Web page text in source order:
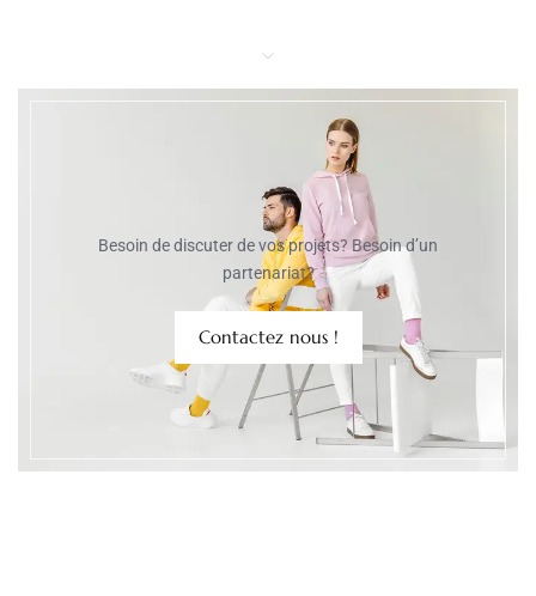
Besoin de discuter de vos projets? Besoin d’un
partenariat?
Contactez nous !